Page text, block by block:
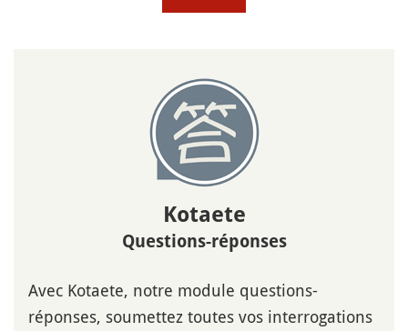
Kotaete
Questions-réponses
Avec Kotaete, notre module questions-
réponses, soumettez toutes vos interrogations